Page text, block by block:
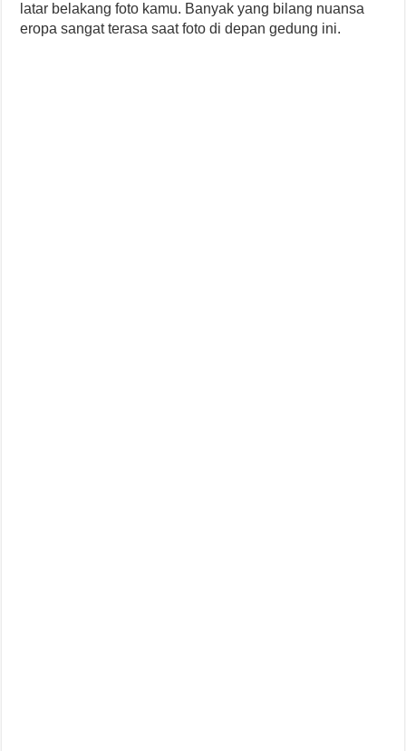
latar belakang foto kamu. Banyak yang bilang nuansa
eropa sangat terasa saat foto di depan gedung ini.